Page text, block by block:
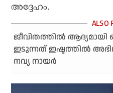
അദ്ദേഹം.
ജീവിതത്തില്‍
ഇടുന്നത് ഇഷ്ടത്തില്‍
നവ്യ നായര്‍